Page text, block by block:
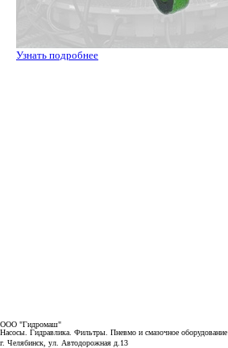
Узнать подробнее
ООО "Гидромаш"
Насосы. Гидравлика. Фильтры. Пневмо и смазочное оборудование
г. Челябинск, ул. Автодорожная д.13